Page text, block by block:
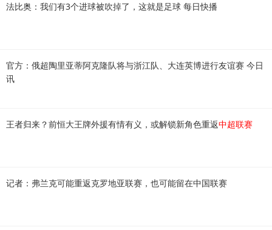
法比奥：我们有3个进球被吹掉了，这就是足球 每日快播
官方：俄超陶里亚蒂阿克隆队将与浙江队、大连英博进行友谊赛 今日
讯
王者归来？前恒大王牌外援有情有义，或解锁新角色重返中超联赛
记者：弗兰克可能重返克罗地亚联赛，也可能留在中国联赛